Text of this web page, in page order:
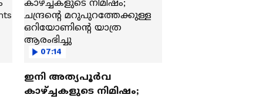
07:14
ഇനി അത്യപൂര്‍വ
കാഴ്ച്ചകളുടെ നിമിഷം;